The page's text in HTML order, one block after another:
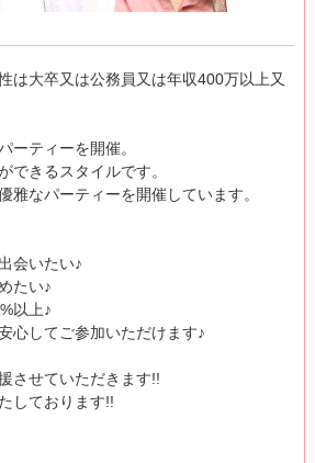
は大卒又は公務員又は年収400万以上又
ーティーを開催。
できるスタイルです。
雅なパーティーを開催しています。
会いたい♪
たい♪
以上♪
心してご参加いただけます♪
させていただきます!!
しております!!